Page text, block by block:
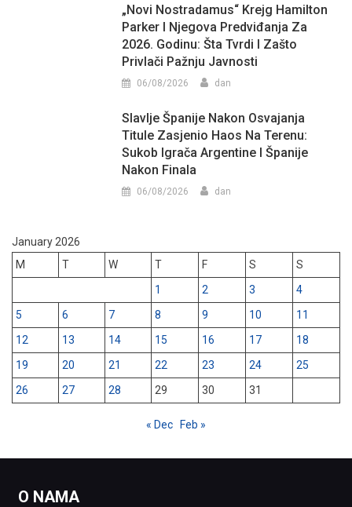
„Novi Nostradamus“ Krejg Hamilton
Parker I Njegova Predviđanja Za
2026. Godinu: Šta Tvrdi I Zašto
Privlači Pažnju Javnosti
06/08/2026 dan
Slavlje Španije Nakon Osvajanja
Titule Zasjenio Haos Na Terenu:
Sukob Igrača Argentine I Španije
Nakon Finala
06/08/2026 dan
January 2026
M
T W T F S
S
1
2 3
4
5
6 7 8 9 10
11
12
13 14 15 16 17
18
19
20 21 22 23 24
25
26
27 28 29 30 31
« Dec Feb »
O NAMA